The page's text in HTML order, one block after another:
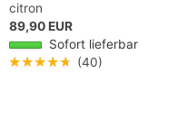
citron
89,90 EUR
Sofort lieferbar
★★★★★ (40)